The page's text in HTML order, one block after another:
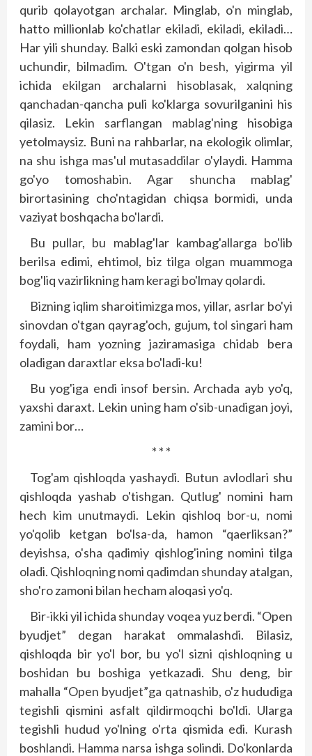
qurib qolayotgan archalar. Minglab, o'n minglab,
hatto millionlab ko'chatlar ekiladi, ekiladi, ekiladi…
Har yili shunday. Balki eski zamondan qolgan hisob
uchundir, bilmadim. O'tgan o'n besh, yigirma yil
ichida ekilgan archalarni hisoblasak, xalqning
qanchadan-qancha puli ko'klarga sovurilganini his
qilasiz. Lekin sarflangan mab­lag'ning hisobiga
yetolmaysiz. Buni na rahbarlar, na ekologik olimlar,
na shu ishga mas­'ul mutasaddilar o'ylaydi. Hamma
go'yo tomoshabin. Agar shuncha mablag'
birortasining cho'ntagidan chiqsa bormidi, unda
vaziyat boshqacha bo'lardi.
Bu pullar, bu mablag'lar kambag'allarga bo'lib
berilsa edimi, ehtimol, biz tilga olgan muammoga
bog'liq vazirlikning ham keragi bo'lmay qolardi.
Bizning iqlim sharoitimizga mos, yillar, asrlar bo'yi
sinovdan o'tgan qayrag'och, gujum, tol singari ham
foydali, ham yozning jaziramasiga chidab bera
oladigan daraxtlar eksa bo'ladi-ku!
Bu yog'iga endi insof bersin. Archada ayb yo'q,
yaxshi daraxt. Lekin uning ham o'sib-unadigan joyi,
zamini bor…
* * *
Tog'am qishloqda yashaydi. Butun avlodlari shu
qishloqda yashab o'tishgan. Qutlug' nomini ham
hech kim unutmaydi. Lekin qish­loq bor-u, nomi
yo'qolib ketgan bo'lsa-da, hamon “qaerliksan?”
deyishsa, o'sha qadimiy qishlog'ining nomini tilga
oladi. Qishloqning nomi qadimdan shunday atalgan,
sho'ro zamoni bilan hecham aloqasi yo'q.
Bir-ikki yil ichida shunday voqea yuz berdi. “Open
byudjet” degan harakat ommalashdi. Bilasiz,
qishloqda bir yo'l bor, bu yo'l sizni qish­loqning u
boshidan bu boshiga yetkazadi. Shu deng, bir
mahalla “Open byudjet”ga qatnashib, o'z hududiga
tegishli qismini asfalt qildirmoqchi bo'ldi. Ularga
tegishli hudud yo'lning o'rta qismida edi. Kurash
boshlandi. Hamma narsa ishga solindi. Do'konlarda